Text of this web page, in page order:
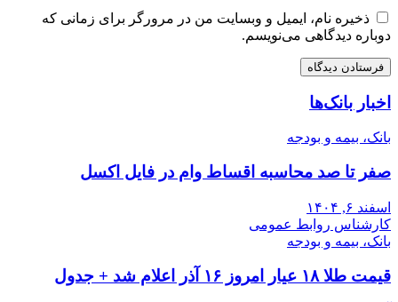
ذخیره نام، ایمیل و وبسایت من در مرورگر برای زمانی که
دوباره دیدگاهی می‌نویسم.
اخبار بانک‌ها
بانک، بیمه و بودجه
صفر تا صد محاسبه اقساط وام در فایل اکسل
اسفند ۶, ۱۴۰۴
کارشناس روابط عمومی
بانک، بیمه و بودجه
قیمت طلا ۱۸ عیار امروز ۱۶ آذر اعلام شد + جدول